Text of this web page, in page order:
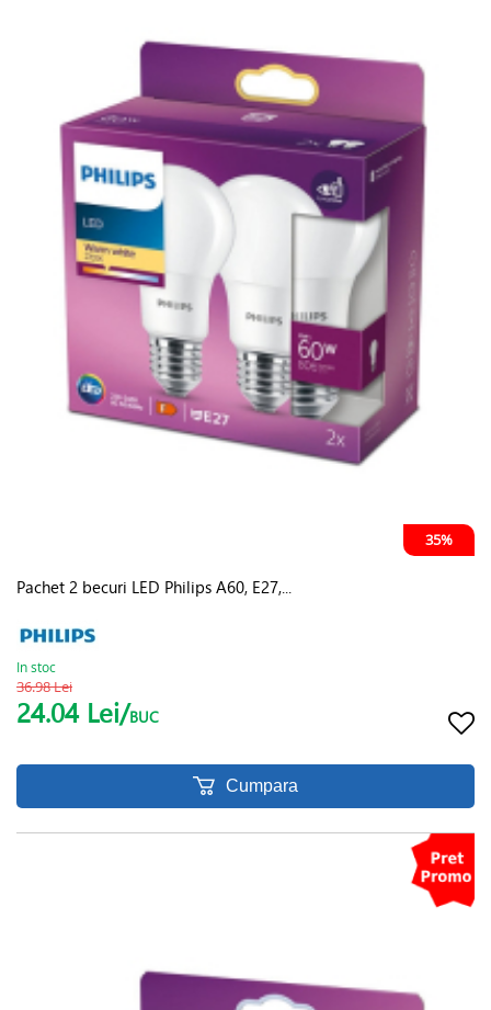
35%
Pachet 2 becuri LED Philips A60, E27,...
In stoc
36.98 Lei
24.04 Lei/BUC
Cumpara